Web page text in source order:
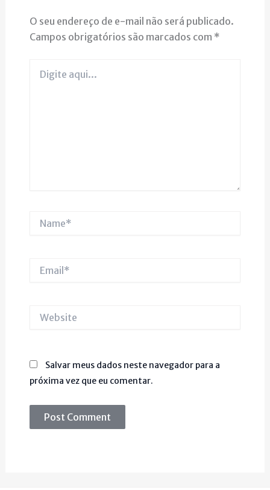
O seu endereço de e-mail não será publicado.
Campos obrigatórios são marcados com *
aqui...
Website
Salvar meus dados neste navegador para a
próxima vez que eu comentar.